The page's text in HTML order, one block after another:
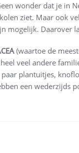
wonder dat je in
ziet. Maar ook
mogelijk. Daarover
(waartoe de
veel andere
plantuitjes,
een wederzijds